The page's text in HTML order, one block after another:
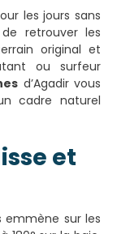
les jours sans
retrouver les
original et
ou surfeur
d’Agadir vous
cadre naturel
et
emmène sur les